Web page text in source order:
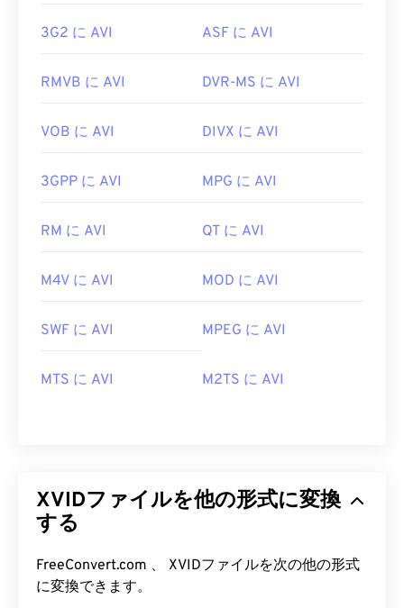
00 00 00 00
00 00 00 00
3G2 に AVI ASF に AVI
RMVB に AVI DVR-MS に AVI
VOB に AVI DIVX に AVI
3GPP に AVI MPG に AVI
RM に AVI QT に AVI
M4V に AVI MOD に AVI
SWF に AVI MPEG に AVI
MTS に AVI M2TS に AVI
XVIDファイルを他の形式に変換
する
FreeConvert.com 、 XVIDファイルを次の他の形式
に変換できます。